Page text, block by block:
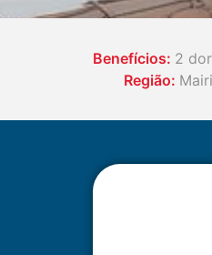
Benefícios: 2
Região: